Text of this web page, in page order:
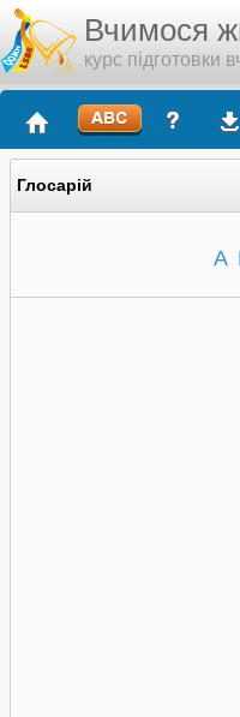
Вчимося
курс підготовки
Глосарій
А